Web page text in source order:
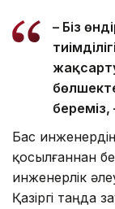
– Біз
береміз,
Бас
қосылғаннан
инженерлік
Қазіргі таңда